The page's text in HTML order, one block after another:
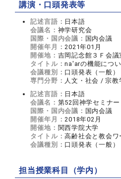
講演・口頭発表等
記述言語： 日本語
会議名： 神学研究会
国際・国内会議： 国内会議
開催年月：2021年01月
開催地： 吉岡記念館３Ｆ会議
タイトル：na'arの機能につ
会議種別： 口頭発表（一般）
専門分野： 人文・社会 / 宗教
記述言語： 日本語
会議名： 第52回神学セミナー
国際・国内会議： 国内会議
開催年月：2018年02月
開催地： 関西学院大学
タイトル：高齢社会と教会
会議種別： 口頭発表（一般）
担当授業科目（学内）